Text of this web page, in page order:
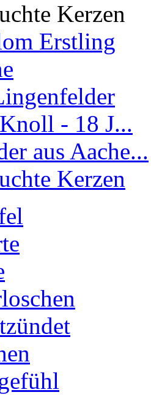
Kerzen
Erstling
- 18 J...
aus Aache...
Kerzen